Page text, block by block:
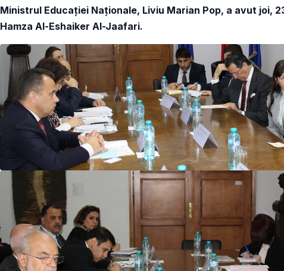
Ministrul Educației Naționale, Liviu Marian Pop, a avut joi,
Hamza Al-Eshaiker Al-Jaafari.